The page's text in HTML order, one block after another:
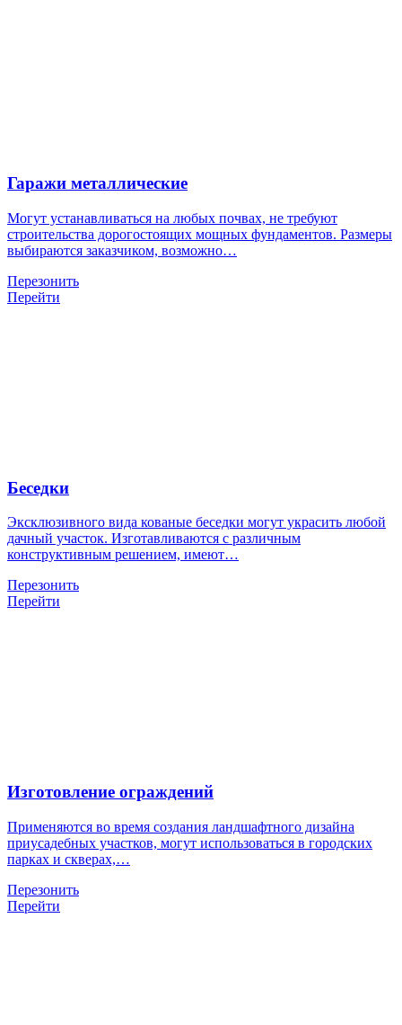
Гаражи металлические
Могут устанавливаться на любых почвах, не требуют
строительства дорогостоящих мощных фундаментов. Размеры
выбираются заказчиком, возможно…
Перезонить
Перейти
Беседки
Эксклюзивного вида кованые беседки могут украсить любой
дачный участок. Изготавливаются с различным
конструктивным решением, имеют…
Перезонить
Перейти
Изготовление ограждений
Применяются во время создания ландшафтного дизайна
приусадебных участков, могут использоваться в городских
парках и скверах,…
Перезонить
Перейти